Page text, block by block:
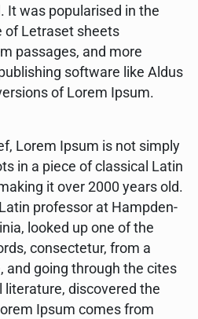
It was popularised in the
of Letraset sheets
passages, and more
software like Aldus
of Lorem Ipsum.
Lorem Ipsum is not simply
in a piece of classical Latin
it over 2000 years old.
professor at Hampden-
looked up one of the
consectetur, from a
and going through the cites
discovered the
Ipsum comes from